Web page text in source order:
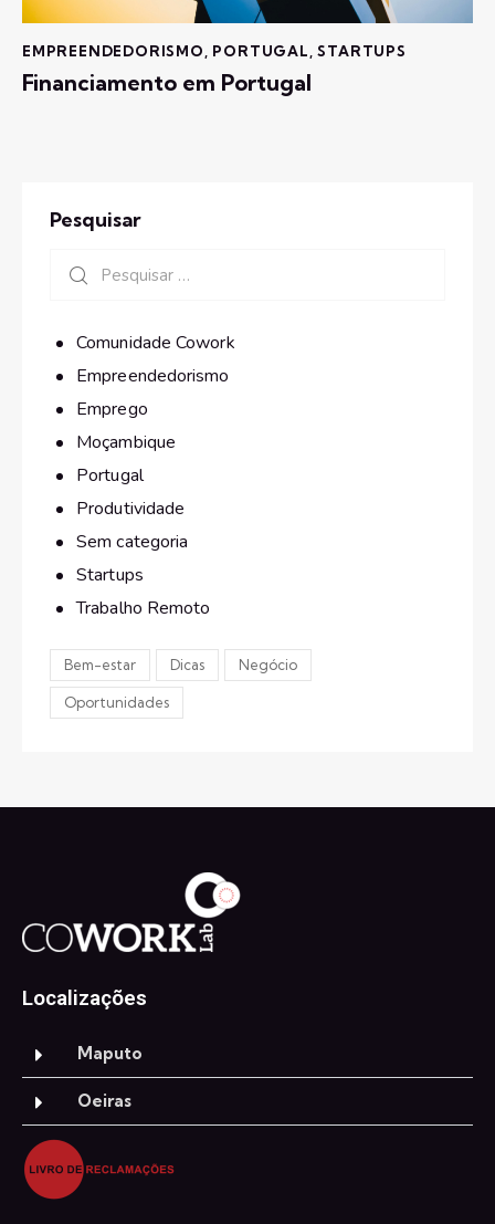
EMPREENDEDORISMO PORTUGAL ,STARTUPS
Financiamento em Portugal
Pesquisar
Comunidade Cowork
Empreendedorismo
Emprego
Moçambique
Portugal
Produtividade
Sem categoria
Startups
Trabalho Remoto
Bem-estar Dicas Negócio
Oportunidades
Localizações
Maputo
Oeiras